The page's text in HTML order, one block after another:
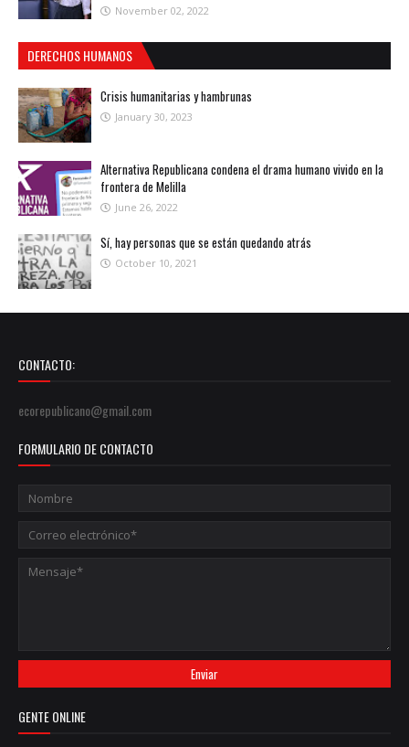
November 02, 2022
DERECHOS HUMANOS
Crisis humanitarias y hambrunas
January 30, 2023
Alternativa Republicana condena el drama humano vivido en la
frontera de Melilla
June 26, 2022
Sí, hay personas que se están quedando atrás
October 10, 2021
CONTACTO:
ecorepublicano@gmail.com
FORMULARIO DE CONTACTO
GENTE ONLINE